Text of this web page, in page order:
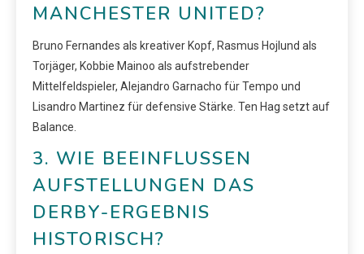
MANCHESTER UNITED?
Bruno Fernandes als kreativer Kopf, Rasmus Hojlund als
Torjäger, Kobbie Mainoo als aufstrebender
Mittelfeldspieler, Alejandro Garnacho für Tempo und
Lisandro Martinez für defensive Stärke. Ten Hag setzt auf
Balance.
3. WIE BEEINFLUSSEN
AUFSTELLUNGEN DAS
DERBY-ERGEBNIS
HISTORISCH?